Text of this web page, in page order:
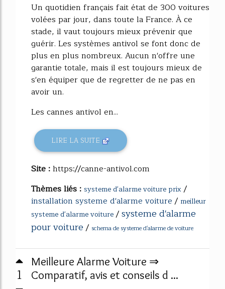
Un quotidien français fait état de 300 voitures
volées par jour, dans toute la France. À ce
stade, il vaut toujours mieux prévenir que
guérir. Les systèmes antivol se font donc de
plus en plus nombreux. Aucun n'offre une
garantie totale, mais il est toujours mieux de
s'en équiper que de regretter de ne pas en
avoir un.
Les cannes antivol en...
LIRE LA SUITE
Site :https://canne-antivol.com
Thèmes liés : systeme d'alarme voiture prix/
installation systeme d'alarme voiture/ meilleur
systeme d'alarme voiture/systeme d'alarme
pour voiture/ schema de systeme d'alarme de voiture
1
Meilleure Alarme Voiture ⇒
Comparatif, avis et conseils d ...